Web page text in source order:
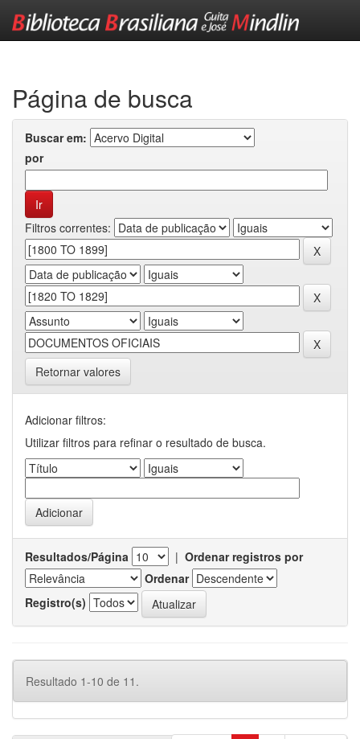
Página de busca
Buscar em:
por
Filtros correntes:
Retornar valores
Adicionar filtros:
Utilizar filtros para refinar o resultado de busca.
Resultados/Página | Ordenar registros por
Ordenar
Registro(s)
Resultado 1-10 de 11.